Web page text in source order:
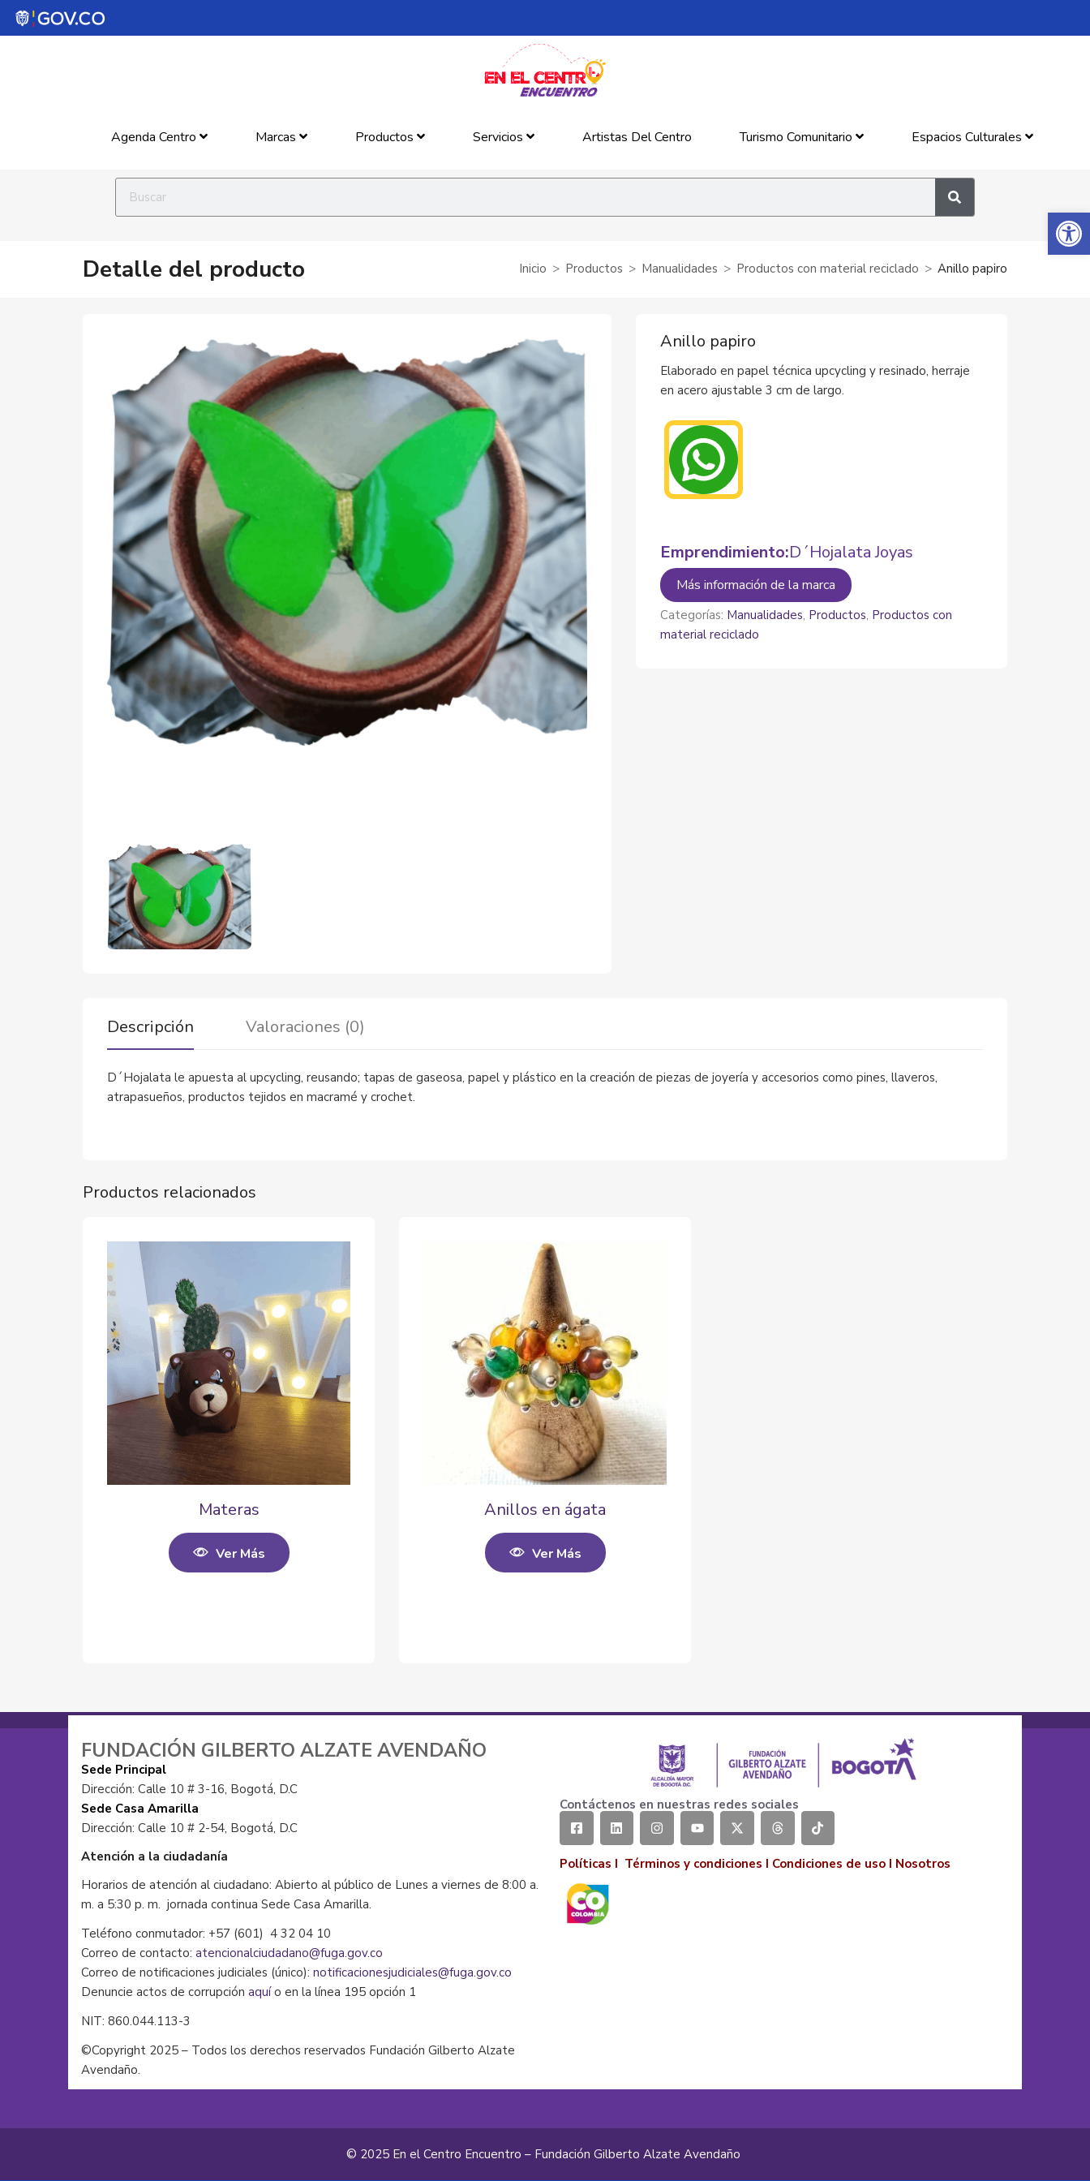
Abrir
Agenda Centro Marcas Productos Servicios Artistas Del Centro Turismo Comunitario Espacios Culturales
Detalle del producto Inicio Productos Manualidades Productos con material reciclado Anillo papiro
Anillo papiro
Elaborado en papel técnica upcycling y resinado, herraje
en acero ajustable 3 cm de largo.
Emprendimiento:D´Hojalata Joyas
Más información de la marca
Categorías: Manualidades, Productos, Productos con
material reciclado
Descripción Valoraciones (0)
D´Hojalata le apuesta al upcycling, reusando; tapas de gaseosa, papel y plástico en la creación de piezas de joyería y accesorios como pines, llaveros,
atrapasueños, productos tejidos en macramé y crochet.
Productos relacionados
Materas
Ver Más
Anillos en ágata
Ver Más
FUNDACIÓN GILBERTO ALZATE AVENDAÑO
Sede Principal
Dirección: Calle 10 # 3-16, Bogotá, D.C
Sede Casa Amarilla
Dirección: Calle 10 # 2-54, Bogotá, D.C
Atención a la ciudadanía
Horarios de atención al ciudadano: Abierto al público de Lunes a viernes de 8:00 a.
m. a 5:30 p. m. jornada continua Sede Casa Amarilla.
Teléfono conmutador: +57 (601) 4 32 04 10
Correo de contacto: atencionalciudadano@fuga.gov.co
Correo de notificaciones judiciales (único): notificacionesjudiciales@fuga.gov.co
Denuncie actos de corrupción aquío en la línea 195 opción 1
NIT: 860.044.113-3
©Copyright 2025 – Todos los derechos reservados Fundación Gilberto Alzate
Avendaño.
Contáctenos en nuestras redes sociales
Políticas I Términos y condiciones I Condiciones de uso I Nosotros
© 2025 En el Centro Encuentro – Fundación Gilberto Alzate Avendaño